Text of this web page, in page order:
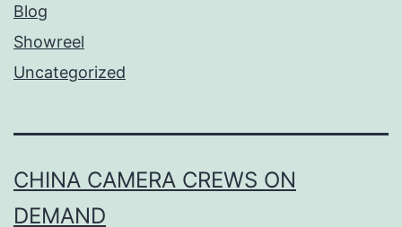
Blog
Showreel
Uncategorized
CHINA CAMERA CREWS ON
DEMAND